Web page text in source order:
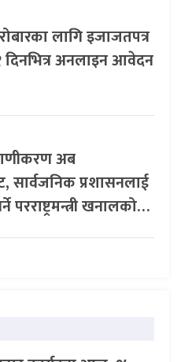
लागि इजाजतपत्र
दिनभित्र अनलाइन आवेदन
अब
सार्वजनिक प्रशासनलाई
परराष्ट्रमन्त्री खनालको…